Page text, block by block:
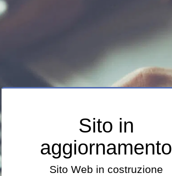
Sito in
aggiornamento
Sito Web in costruzione